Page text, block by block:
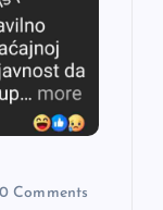
0 Comments